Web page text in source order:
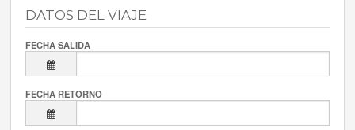
DATOS DEL VIAJE
FECHA SALIDA
FECHA RETORNO